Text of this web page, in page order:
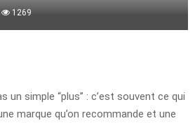
1269
un simple “plus” : c’est souvent ce qui
marque qu’on recommande et une